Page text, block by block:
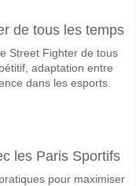
de tous les temps
Street Fighter de tous
adaptation entre
dans les esports.
les Paris Sportifs
pour maximiser